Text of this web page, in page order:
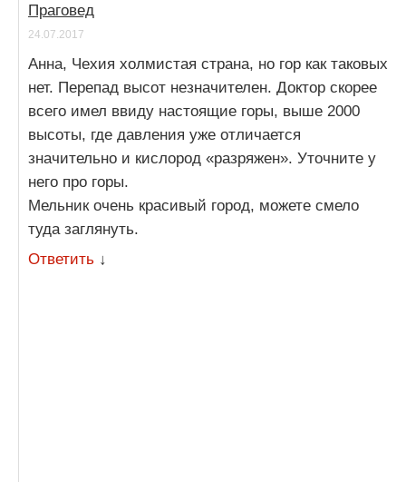
Праговед
24.07.2017
Анна, Чехия холмистая страна, но гор как таковых
нет. Перепад высот незначителен. Доктор скорее
всего имел ввиду настоящие горы, выше 2000
высоты, где давления уже отличается
значительно и кислород «разряжен». Уточните у
него про горы.
Мельник очень красивый город, можете смело
туда заглянуть.
Ответить ↓